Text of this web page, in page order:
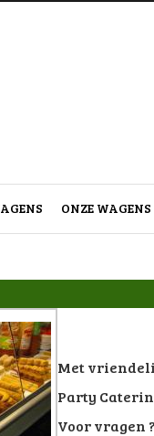
ONZE WAGENS
Met
Party
Voor vragen ?